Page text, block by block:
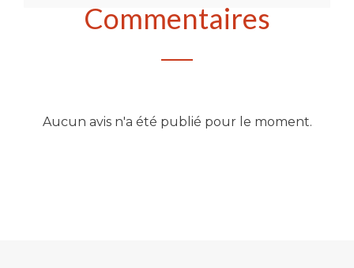
Commentaires
Aucun avis n'a été publié pour le moment.